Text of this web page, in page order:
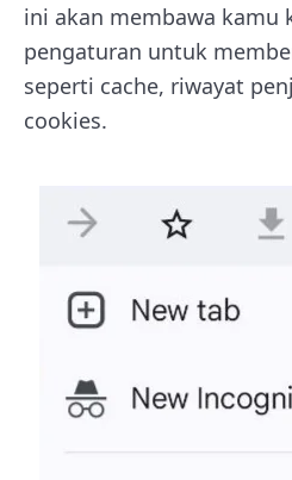
ini akan membawa kamu
pengaturan untuk
seperti cache, riwayat
cookies.